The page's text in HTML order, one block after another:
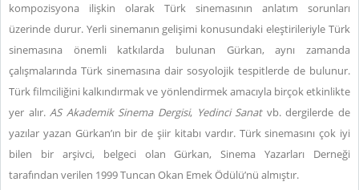
kompozisyona ilişkin olarak Türk sinemasının anlatım sorunları
üzerinde durur. Yerli sinemanın gelişimi konusundaki eleştirileriyle Türk
sinemasına önemli katkılarda bulunan Gürkan, aynı zamanda
çalışmalarında Türk sinemasına dair sosyolojik tespitlerde de bulunur.
Türk filmciliğini kalkındırmak ve yönlendirmek amacıyla birçok etkinlikte
yer alır.AS Akademik Sinema Dergisi, Yedinci Sanatvb. dergilerde de
yazılar yazan Gürkan’ın bir de şiir kitabı vardır. Türk sinemasını çok iyi
bilen bir arşivci, belgeci olan Gürkan, Sinema Yazarları Derneği
tarafından verilen 1999 Tuncan Okan Emek Ödülü’nü almıştır.